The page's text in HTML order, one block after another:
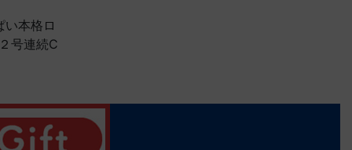
本格ロ
号連続C